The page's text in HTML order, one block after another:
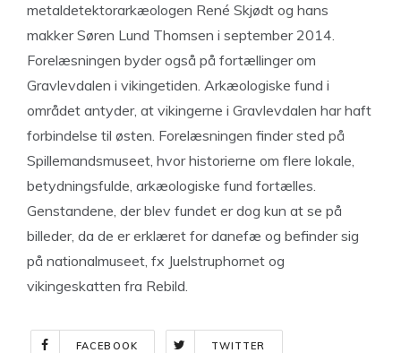
metaldetektorarkæologen René Skjødt og hans
makker Søren Lund Thomsen i september 2014.
Forelæsningen byder også på fortællinger om
Gravlevdalen i vikingetiden. Arkæologiske fund i
området antyder, at vikingerne i Gravlevdalen har haft
forbindelse til østen. Forelæsningen finder sted på
Spillemandsmuseet, hvor historierne om flere lokale,
betydningsfulde, arkæologiske fund fortælles.
Genstandene, der blev fundet er dog kun at se på
billeder, da de er erklæret for danefæ og befinder sig
på nationalmuseet, fx Juelstruphornet og
vikingeskatten fra Rebild.
FACEBOOK TWITTER